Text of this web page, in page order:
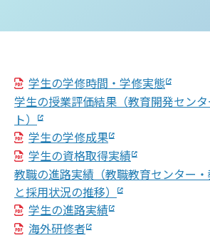
学生の学修時間・学修実態
学生の授業評価結果（教育開発セン
ト）
学生の学修成果
学生の資格取得実績
教職の進路実績（教職教育センター
と採用状況の推移）
学生の進路実績
海外研修者